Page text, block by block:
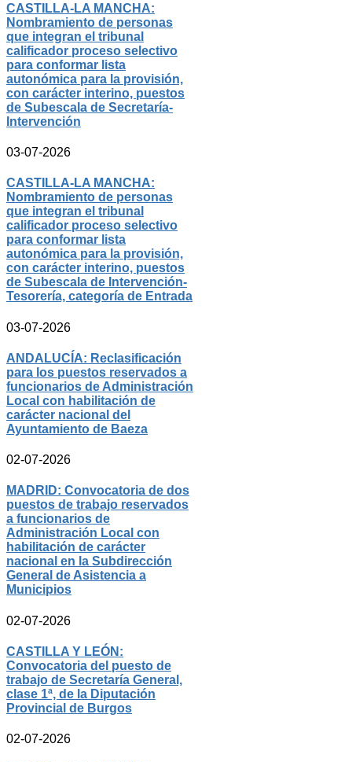
CASTILLA-LA MANCHA:
Nombramiento de personas
que integran el tribunal
calificador proceso selectivo
para conformar lista
autonómica para la provisión,
con carácter interino, puestos
de Subescala de Secretaría-
Intervención
03-07-2026
CASTILLA-LA MANCHA:
Nombramiento de personas
que integran el tribunal
calificador proceso selectivo
para conformar lista
autonómica para la provisión,
con carácter interino, puestos
de Subescala de Intervención-
Tesorería, categoría de Entrada
03-07-2026
ANDALUCÍA: Reclasificación
para los puestos reservados a
funcionarios de Administración
Local con habilitación de
carácter nacional del
Ayuntamiento de Baeza
02-07-2026
MADRID: Convocatoria de dos
puestos de trabajo reservados
a funcionarios de
Administración Local con
habilitación de carácter
nacional en la Subdirección
General de Asistencia a
Municipios
02-07-2026
CASTILLA Y LEÓN:
Convocatoria del puesto de
trabajo de Secretaría General,
clase 1ª, de la Diputación
Provincial de Burgos
02-07-2026